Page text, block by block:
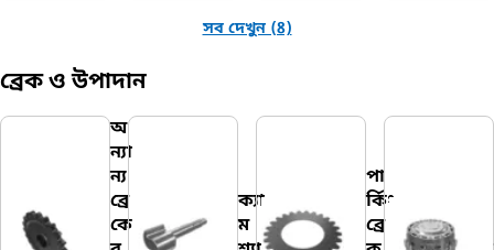
সব দেখুন (8)
ব্রেক ও উপাদান
অ
ন্যা
ন্য
ব্রে
কে
ক্যা
ম
পা
র্কিং
ব্রে